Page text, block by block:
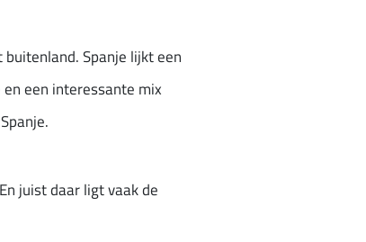
Spanje lijkt een
een interessante mix
juist daar ligt vaak de